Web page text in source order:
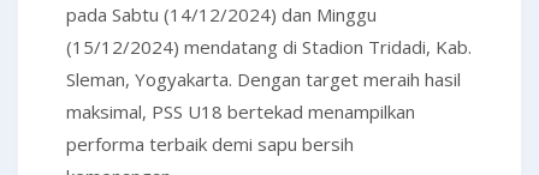
pada Sabtu (14/12/2024) dan Minggu
(15/12/2024) mendatang di Stadion Tridadi, Kab.
Sleman, Yogyakarta. Dengan target meraih hasil
maksimal, PSS U18 bertekad menampilkan
performa terbaik demi sapu bersih